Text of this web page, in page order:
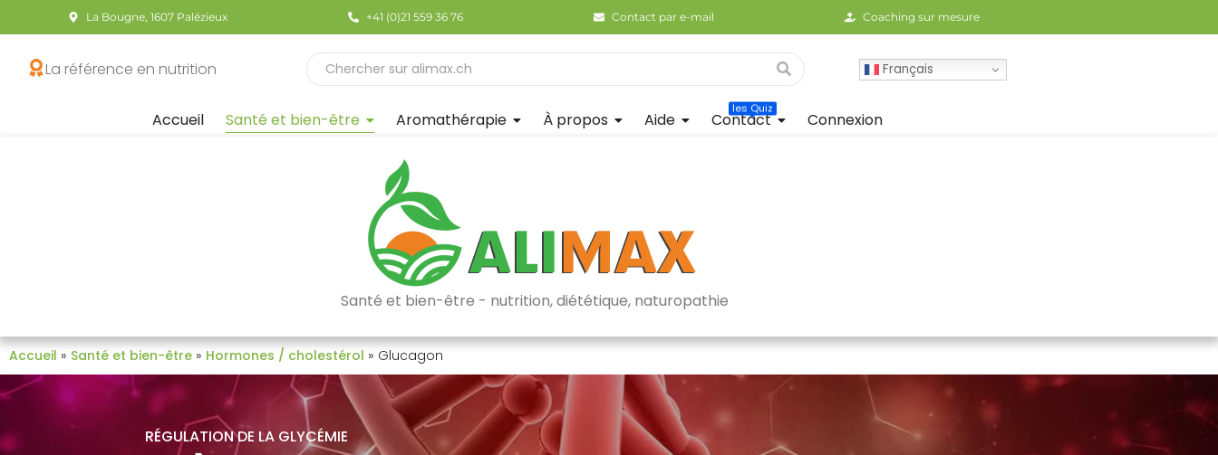
La Bougne, 1607 Palézieux +41 (0)21 559 36 76 Contact par e-mail Coaching sur mesure
La référence en nutrition Français
Accueil Santé et bien-être Aromathérapie À propos Aide Contact
les Quiz
Connexion
Santé et bien-être - nutrition, diététique, naturopathie
Accueil » Santé et bien-être » Hormones / cholestérol » Glucagon
RÉGULATION DE LA GLYCÉMIE